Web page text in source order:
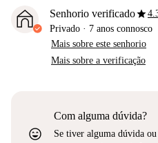
Senhorio verificadostar
Privado · 7 anos connosco
Mais sobre este senhorio
Mais sobre a verificação
sentiment_very_satisfied
Com alguma dúvida?
Se tiver alguma dúvida